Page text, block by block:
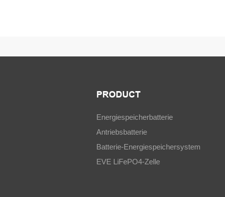
PRODUCT
Energiespeicherbatterie
Antriebsbatterie
Batterie-Energiespeichersystem
EVE LiFePO4-Zelle